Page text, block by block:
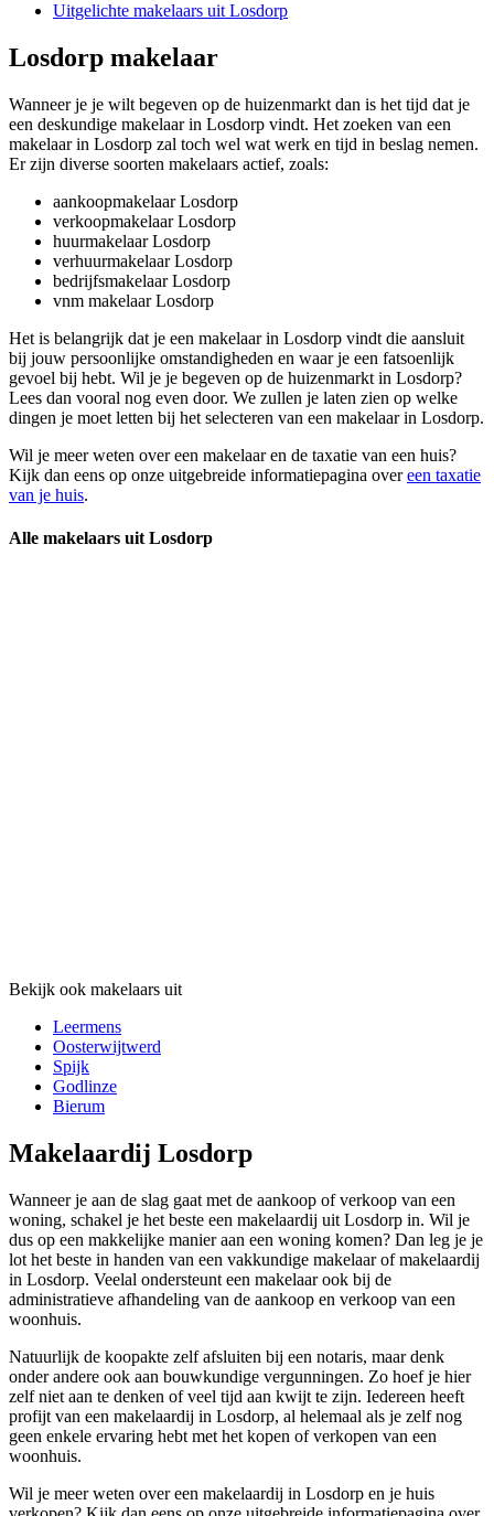
Uitgelichte makelaars uit Losdorp
Losdorp makelaar
Wanneer je je wilt begeven op de huizenmarkt dan is het tijd dat je
een deskundige makelaar in Losdorp vindt. Het zoeken van een
makelaar in Losdorp zal toch wel wat werk en tijd in beslag nemen.
Er zijn diverse soorten makelaars actief, zoals:
aankoopmakelaar Losdorp
verkoopmakelaar Losdorp
huurmakelaar Losdorp
verhuurmakelaar Losdorp
bedrijfsmakelaar Losdorp
vnm makelaar Losdorp
Het is belangrijk dat je een makelaar in Losdorp vindt die aansluit
bij jouw persoonlijke omstandigheden en waar je een fatsoenlijk
gevoel bij hebt. Wil je je begeven op de huizenmarkt in Losdorp?
Lees dan vooral nog even door. We zullen je laten zien op welke
dingen je moet letten bij het selecteren van een makelaar in Losdorp.
Wil je meer weten over een makelaar en de taxatie van een huis?
Kijk dan eens op onze uitgebreide informatiepagina overeen taxatie
van je huis.
Alle makelaars uit Losdorp
Bekijk ook makelaars uit
Leermens
Oosterwijtwerd
Spijk
Godlinze
Bierum
Makelaardij Losdorp
Wanneer je aan de slag gaat met de aankoop of verkoop van een
woning, schakel je het beste een makelaardij uit Losdorp in. Wil je
dus op een makkelijke manier aan een woning komen? Dan leg je je
lot het beste in handen van een vakkundige makelaar of makelaardij
in Losdorp. Veelal ondersteunt een makelaar ook bij de
administratieve afhandeling van de aankoop en verkoop van een
woonhuis.
Natuurlijk de koopakte zelf afsluiten bij een notaris, maar denk
onder andere ook aan bouwkundige vergunningen. Zo hoef je hier
zelf niet aan te denken of veel tijd aan kwijt te zijn. Iedereen heeft
profijt van een makelaardij in Losdorp, al helemaal als je zelf nog
geen enkele ervaring hebt met het kopen of verkopen van een
woonhuis.
Wil je meer weten over een makelaardij in Losdorp en je huis